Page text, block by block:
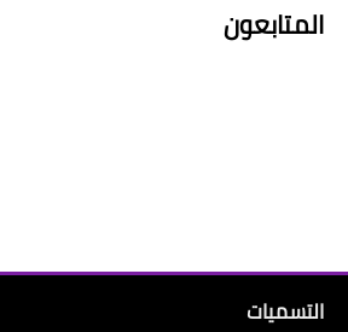
المتابعون
التسميات